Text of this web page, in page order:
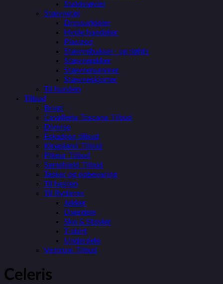
Staldstøvler
Stævnetøj
Dressurkjoler
Hvide handsker
Plastron
Stævnebukser- og tights
Stævnejakker
Stævnenummer
Stævneskjorter
Til hunden
Tilbud
Brugt
Cavalleria Toscana Tilbud
Diverse
Eskadron tilbud
Kingsland Tilbud
Pikeur Tilbud
Samshield Tilbud
Tasker og opbevaring
Til hesten
Til Rytteren
Jakker
Overdele
Sko & Støvler
T-shirt
Underdele
Vestrum Tilbud
Celeris